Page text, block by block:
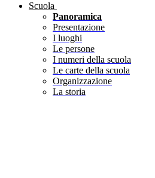
Scuola
Panoramica
Presentazione
I luoghi
Le persone
I numeri della scuola
Le carte della scuola
Organizzazione
La storia